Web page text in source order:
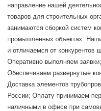
направление нашей
товаров для строительных
занимаются сборкой систем
промышленных объектах.
и отличаемся от конкурентов
Оперативно выполняем
Обеспечиваем развернутые
Доставка элементов
России; Оплату принимаем
наличными в офисе при